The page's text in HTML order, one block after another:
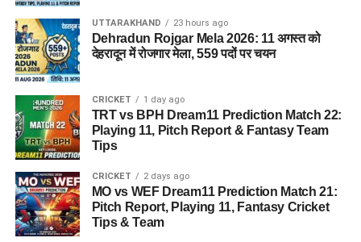
UTTARAKHAND 23 hours ago
Dehradun Rojgar Mela 2026: 11 अगस्त को
देहरादून में रोजगार मेला, 559 पदों पर चयन
CRICKET 1 day ago
TRT vs BPH Dream11 Prediction Match 22:
Playing 11, Pitch Report & Fantasy Team
Tips
CRICKET 2 days ago
MO vs WEF Dream11 Prediction Match 21:
Pitch Report, Playing 11, Fantasy Cricket
Tips & Team